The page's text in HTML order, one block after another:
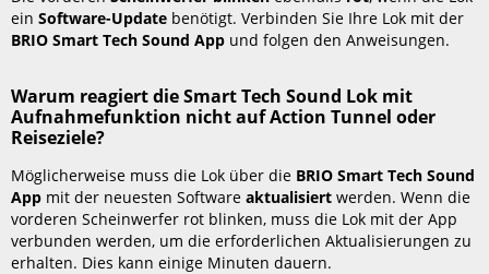
die
Smart
Lok
mit
Aufnahmefunktion
mit
der
neuesten
Smart
Tech
einSoftware-Update benötigt. Verbinden Sie Ihre Lok mit der
BRIO Smart Tech Sound App und folgen den Anweisungen.
Warum reagiert die Smart Tech Sound Lok mit
Aufnahmefunktion nicht auf Action Tunnel oder
Reiseziele?
Möglicherweise muss die Lok über die BRIO Smart Tech Sound
App mit der neuesten Softwareaktualisiert werden. Wenn die
vorderen Scheinwerfer rot blinken, muss die Lok mit der App
verbunden werden, um die erforderlichen Aktualisierungen zu
erhalten. Dies kann einige Minuten dauern.